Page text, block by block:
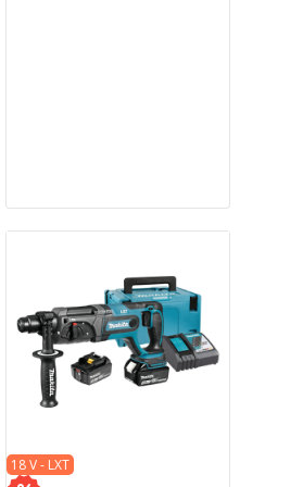
18 V - LXT